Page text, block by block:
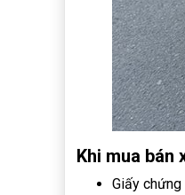
Khi mua bán
Giấy